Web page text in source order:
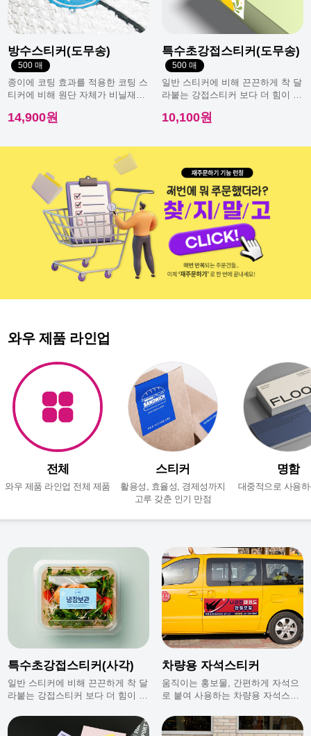
방수스티커(도무송)
500 매
종이에 코팅 효과를 적용한 코팅 스
티커에 비해 원단 자체가 비닐재질
14,900원
특수초강접스티커(도무송)
500 매
일반 스티커에 비해 끈끈하게 착 달
라붙는 강접스티커 보다 더 힘이 남
10,100원
와우 제품 라인업
전체
와우 제품 라인업 전체 제품
스티커
활용성, 효율성, 경제성까지
고루 갖춘 인기 만점
명함
대중적으로 사용
특수초강접스티커(사각)
일반 스티커에 비해 끈끈하게 착 달
라붙는 강접스티커 보다 더 힘이 남
차량용 자석스티커
움직이는 홍보물, 간편하게 자석으
로 붙여 사용하는 차량용 자석스티